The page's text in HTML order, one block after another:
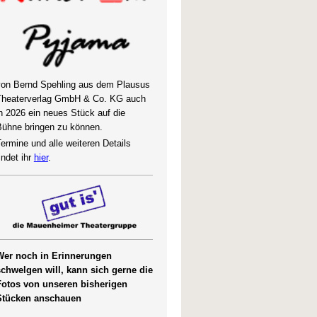
Bernd Spehling aus dem Plausus
GmbH & Co. KG auch
2026 ein neues Stück auf die
bringen zu können.
und alle weiteren Details
ihr hier.
noch in Erinnerungen
will, kann sich gerne die
von unseren bisherigen
anschauen